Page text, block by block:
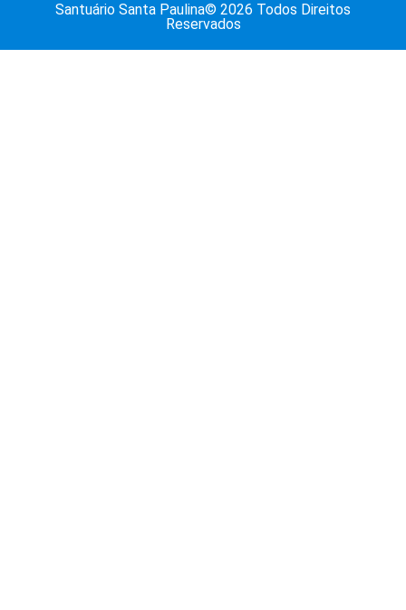
Santuário Santa Paulina© 2026 Todos Direitos
Reservados